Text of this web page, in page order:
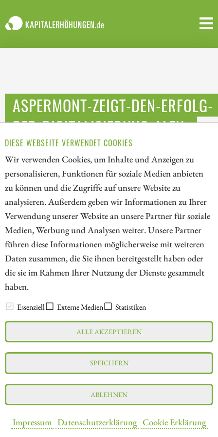
DIESE WEBSEITE VERWENDET COOKIES
Wir verwenden Cookies, um Inhalte und Anzeigen zu
personalisieren, Funktionen für soziale Medien anbieten
zu können und die Zugriffe auf unsere Website zu
analysieren. Außerdem geben wir Informationen zu Ihrer
Verwendung unserer Website an unsere Partner für soziale
Medien, Werbung und Analysen weiter. Unsere Partner
führen diese Informationen möglicherweise mit weiteren
Daten zusammen, die Sie ihnen bereitgestellt haben oder
die sie im Rahmen Ihrer Nutzung der Dienste gesammelt
haben.
Essenziell Externe Medien Statistiken
ALLE AKZEPTIEREN
SPEICHERN
ABLEHNEN
Impressum Datenschutzerklärung Cookie Erklärung
ASPERMONT-ZEIGT-DEN-ERFOLG-
DER-DIGITALISIERUNG-ALEX-
KENT-HAT-EINE-AGENDA
// kapitalerhoehungen.de - © 2026 - Die Informationsplattform für
Investoren und Unternehmen rund um Kapitalerhöhung, Kapitalmarkt
und Unternehmensfinanzierung
LEXIKON
Impressum
Interessenskonflikt & Risikohinweis